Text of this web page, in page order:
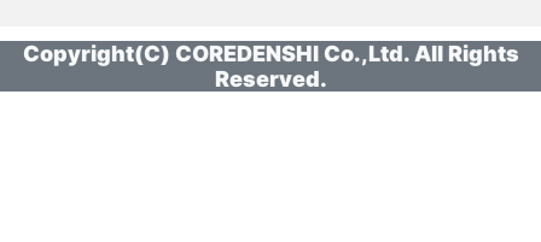
Copyright(C) COREDENSHI Co.,Ltd. All Rights
Reserved.